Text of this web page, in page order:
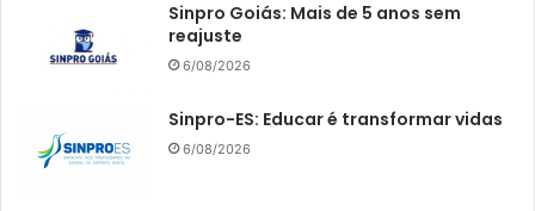
Sinpro Goiás: Mais de 5 anos sem
reajuste
6/08/2026
Sinpro-ES: Educar é transformar vidas
6/08/2026